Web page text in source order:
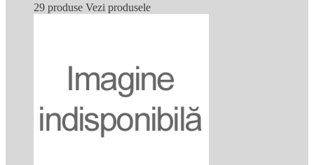
29 produse Vezi produsele